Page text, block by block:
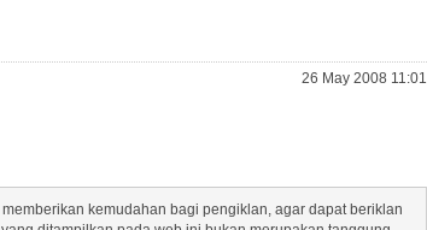
26 May 2008 11:01
kemudahan bagi pengiklan, agar dapat beriklan